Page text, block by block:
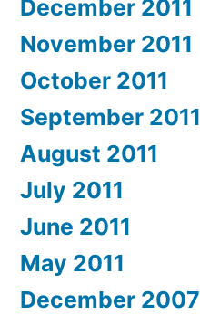
December 2011
November 2011
October 2011
September 2011
August 2011
July 2011
June 2011
May 2011
December 2007